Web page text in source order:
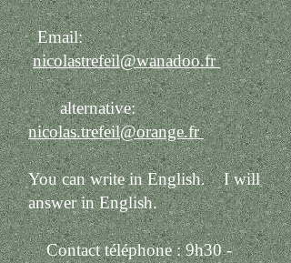
Email:
nicolastrefeil@wanadoo.fr
alternative:
nicolas.trefeil@orange.fr
You can write in English.I will
answer in English.
Contact téléphone : 9h30 -